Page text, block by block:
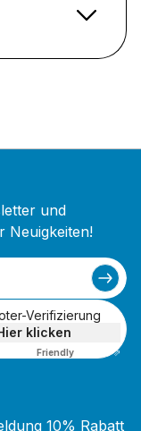
und
Neuigkeiten!
Verifizierung
klicken
Friendly Captcha ⇗
10% Rabatt